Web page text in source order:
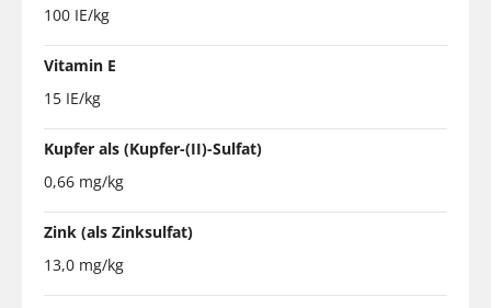
100 IE/kg
Vitamin E
15 IE/kg
Kupfer als (Kupfer-(II)-Sulfat)
0,66 mg/kg
Zink (als Zinksulfat)
13,0 mg/kg